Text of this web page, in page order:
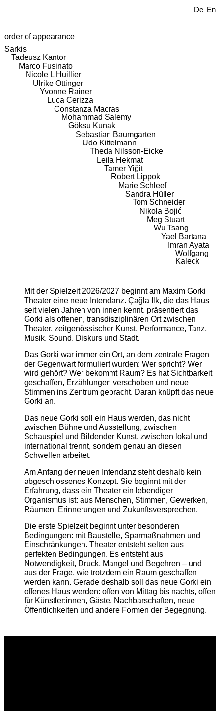
De En
order of appearance
Sarkis
Tadeusz Kantor
Marco Fusinato
Nicole L’Huillier
Ulrike Ottinger
Yvonne Rainer
Luca Cerizza
Constanza Macras
Mohammad Salemy
Göksu Kunak
Sebastian Baumgarten
Udo Kittelmann
Theda Nilsson-Eicke
Leila Hekmat
Tamer Yiğit
Robert Lippok
Marie Schleef
Sandra Hüller
Tom Schneider
Nikola Bojić
Meg Stuart
Wu Tsang
Yael Bartana
Imran Ayata
Wolfgang
Kaleck
Mit der Spielzeit 2026/2027 beginnt am Maxim Gorki
Theater eine neue Intendanz. Çağla Ilk, die das Haus
seit vielen Jahren von innen kennt, präsentiert das
Gorki als offenen, transdisziplinären Ort zwischen
Theater, zeitgenössischer Kunst, Performance, Tanz,
Musik, Sound, Diskurs und Stadt.
Das Gorki war immer ein Ort, an dem zentrale Fragen
der Gegenwart formuliert wurden: Wer spricht? Wer
wird gehört? Wer bekommt Raum? Es hat Sichtbarkeit
geschaffen, Erzählungen verschoben und neue
Stimmen ins Zentrum gebracht. Daran knüpft das neue
Gorki an.
Das neue Gorki soll ein Haus werden, das nicht
zwischen Bühne und Ausstellung, zwischen
Schauspiel und Bildender Kunst, zwischen lokal und
international trennt, sondern genau an diesen
Schwellen arbeitet.
Am Anfang der neuen Intendanz steht deshalb kein
abgeschlossenes Konzept. Sie beginnt mit der
Erfahrung, dass ein Theater ein lebendiger
Organismus ist: aus Menschen, Stimmen, Gewerken,
Räumen, Erinnerungen und Zukunftsversprechen.
Die erste Spielzeit beginnt unter besonderen
Bedingungen: mit Baustelle, Sparmaßnahmen und
Einschränkungen. Theater entsteht selten aus
perfekten Bedingungen. Es entsteht aus
Notwendigkeit, Druck, Mangel und Begehren – und
aus der Frage, wie trotzdem ein Raum geschaffen
werden kann. Gerade deshalb soll das neue Gorki ein
offenes Haus werden: offen von Mittag bis nachts, offen
für Künstler:innen, Gäste, Nachbarschaften, neue
Öffentlichkeiten und andere Formen der Begegnung.